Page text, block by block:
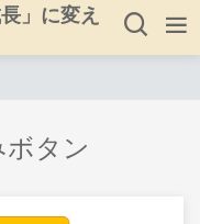
」に変え
ボタン